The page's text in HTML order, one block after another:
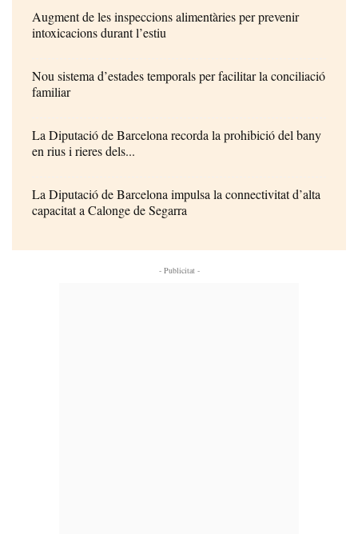
Augment de les inspeccions alimentàries per prevenir
intoxicacions durant l’estiu
Nou sistema d’estades temporals per facilitar la conciliació
familiar
La Diputació de Barcelona recorda la prohibició del bany
en rius i rieres dels...
La Diputació de Barcelona impulsa la connectivitat d’alta
capacitat a Calonge de Segarra
- Publicitat -